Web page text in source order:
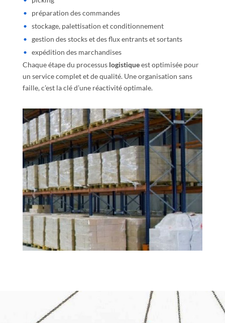
préparation des commandes
stockage, palettisation et conditionnement
gestion des stocks et des flux entrants et sortants
expédition des marchandises
Chaque étape du processus logistiqueest optimisée pour
un service complet et de qualité. Une organisation sans
faille, c’est la clé d’une réactivité optimale.